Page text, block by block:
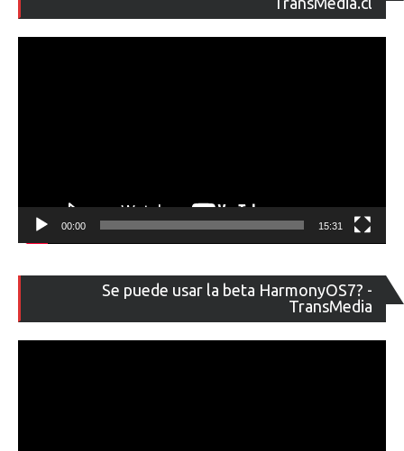
00:00 15:31
Se puede usar la beta HarmonyOS7? -
TransMedia
de